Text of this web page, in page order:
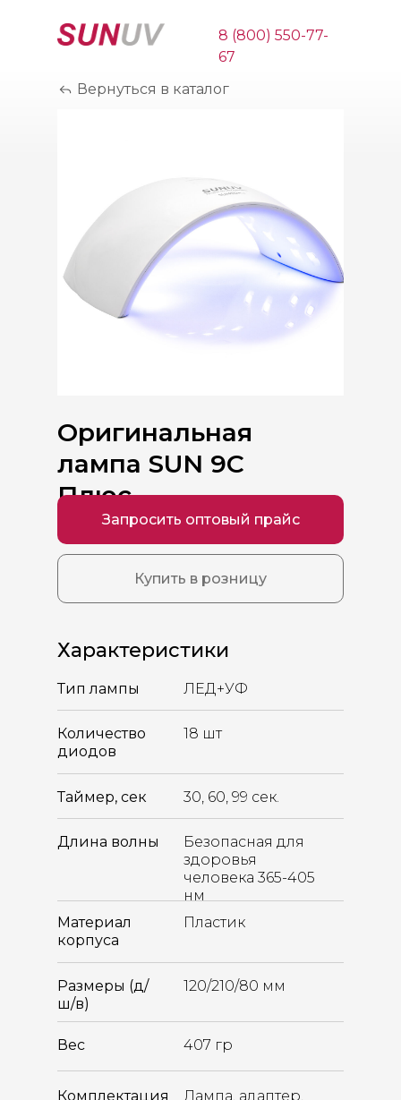
8 (800) 550-77-
67
Оригинальная
лампа SUN 9C
Плюс
Запросить оптовый прайс
Купить в розницу
Характеристики
Тип лампы
Количество
диодов
Материал
корпуса
Таймер, сек
Длина волны
ЛЕД+УФ
18 шт
Пластик
30, 60, 99 сек.
Безопасная для
здоровья
человека 365-405
нм
Размеры (д/
ш/в)
Комплектация
120/210/80 мм
Лампа, адаптер,
Вернуться в каталог
Вес 407 гр